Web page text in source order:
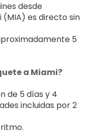
desde
(MIA) es directo sin
5
a Miami?
de 5 días y 4
incluidas por 2